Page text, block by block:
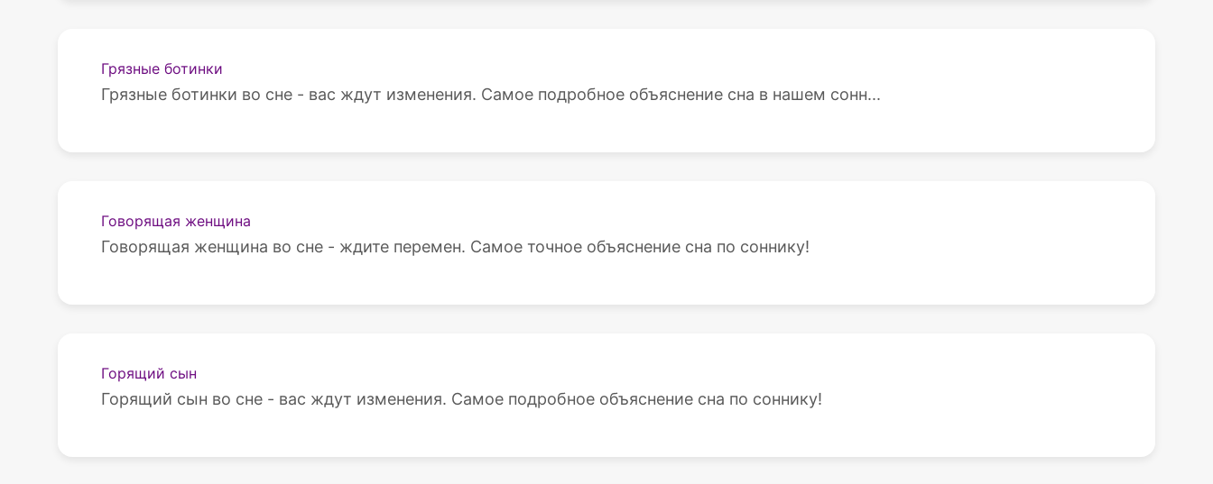
Грязные ботинки
Грязные ботинки во сне - вас ждут изменения. Самое подробное объяснение сна в нашем сонн...
Говорящая женщина
Говорящая женщина во сне - ждите перемен. Самое точное объяснение сна по соннику!
Горящий сын
Горящий сын во сне - вас ждут изменения. Самое подробное объяснение сна по соннику!